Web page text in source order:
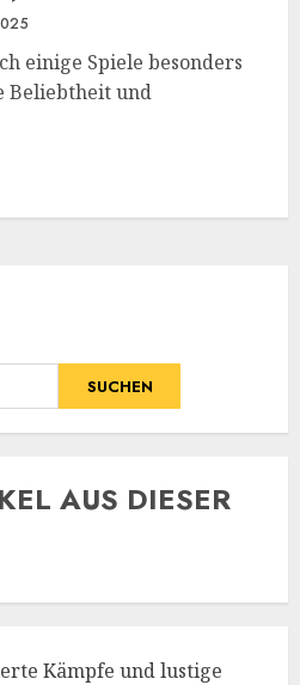
einige Spiele besonders
Beliebtheit und
SUCHEN
AUS DIESER
Kämpfe und lustige